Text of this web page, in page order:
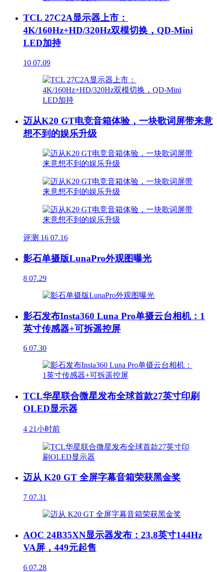
TCL 27C2A显示器上市：
4K/160Hz+HD/320Hz双模切换，QD-Mini
LED加持
10 07.09
迈从K20 GT电竞音箱体验，一块歌词屏带来意
想不到的娱乐升级
评测 16 07.16
影石单摄版LunaPro外观图曝光
8 07.29
影石发布Insta360 Luna Pro单摄云台相机：1
英寸传感器+可拆遥控屏
6 07.30
TCL华星联合微星发布全球首款27英寸印刷
OLED显示器
4 21小时前
迈从 K20 GT 全屏字幕音箱荣获黑金奖
7 07.31
AOC 24B35XN显示器发布：23.8英寸144Hz
VA屏，449元起售
6 07.28